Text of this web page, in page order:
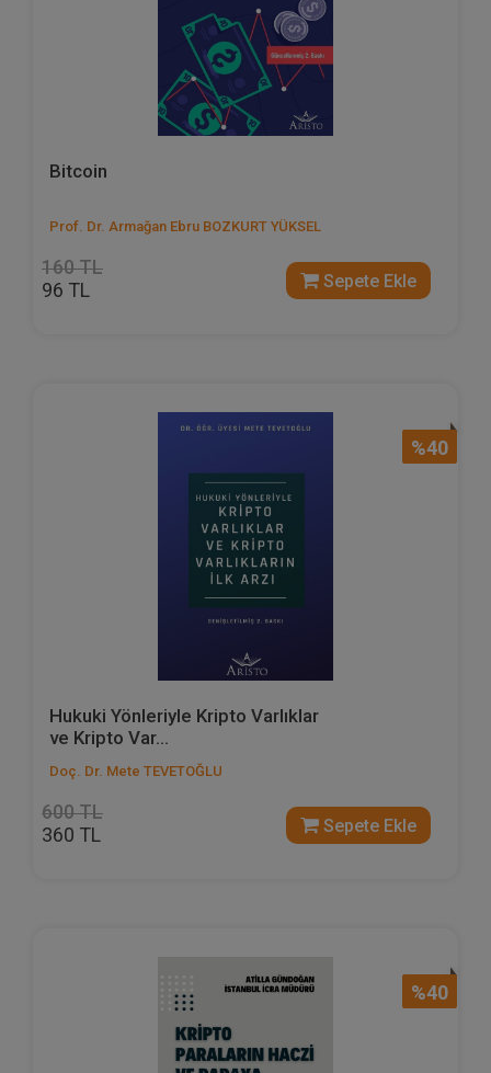
Bitcoin
Prof. Dr. Armağan Ebru BOZKURT YÜKSEL
160 TL
96 TL Sepete Ekle
%40
Hukuki Yönleriyle Kripto Varlıklar
ve Kripto Var...
Doç. Dr. Mete TEVETOĞLU
600 TL
360 TL Sepete Ekle
%40